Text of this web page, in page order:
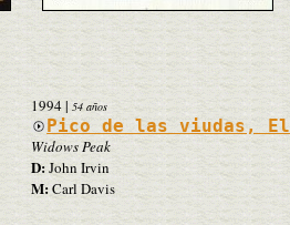
1994| 54 años
Pico de las viudas, El
Widows Peak
D: John Irvin
M:Carl Davis